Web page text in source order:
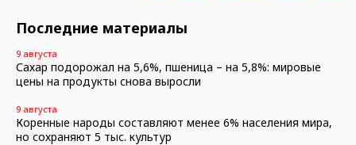
Последние материалы
9 августа
Сахар подорожал на 5,6%, пшеница – на 5,8%: мировые
цены на продукты снова выросли
9 августа
Коренные народы составляют менее 6% населения мира,
но сохраняют 5 тыс. культур